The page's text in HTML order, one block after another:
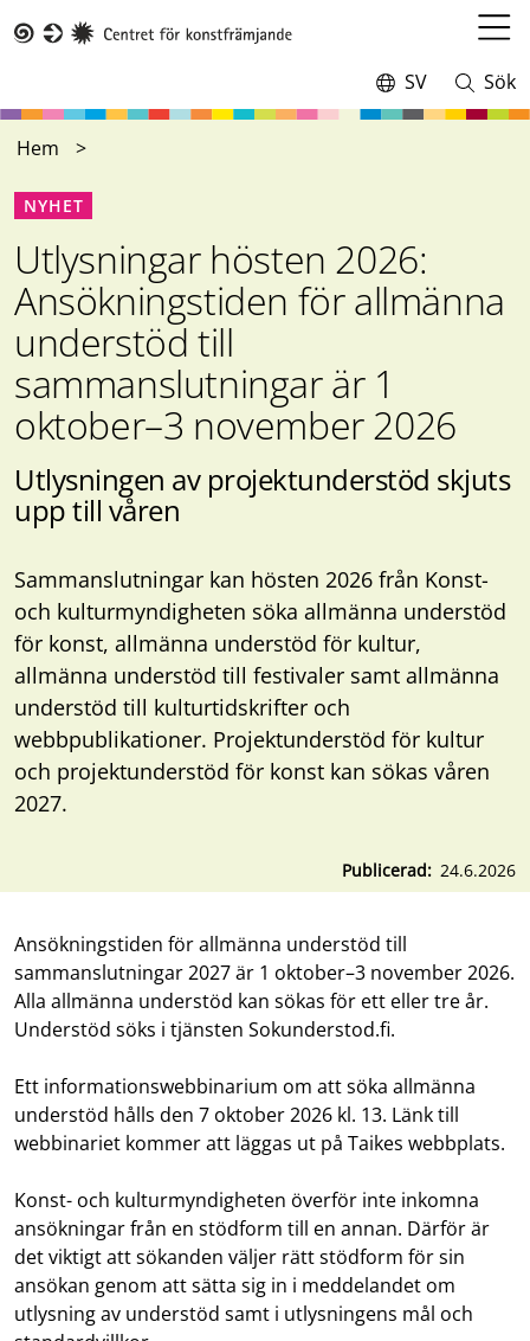
till
Switch
language,
SV
Öppna
och
Sök
Hem
NYHET
Utlysningar hösten 2026:
Ansökningstiden för allmänna
understöd till
sammanslutningar är 1
oktober–3 november 2026
Utlysningen av projektunderstöd skjuts
upp till våren
Sammanslutningar kan hösten 2026 från Konst-
och kulturmyndigheten söka allmänna understöd
för konst, allmänna understöd för kultur,
allmänna understöd till festivaler samt allmänna
understöd till kulturtidskrifter och
webbpublikationer. Projektunderstöd för kultur
och projektunderstöd för konst kan sökas våren
2027.
Publicerad 24.6.2026
Ansökningstiden för allmänna understöd till
sammanslutningar 2027 är 1 oktober–3 november 2026.
Alla allmänna understöd kan sökas för ett eller tre år.
Understöd söks i tjänsten Sokunderstod.fi.
Ett informationswebbinarium om att söka allmänna
understöd hålls den 7 oktober 2026 kl. 13. Länk till
webbinariet kommer att läggas ut på Taikes webbplats.
Konst- och kulturmyndigheten överför inte inkomna
ansökningar från en stödform till en annan. Därför är
det viktigt att sökanden väljer rätt stödform för sin
ansökan genom att sätta sig in i meddelandet om
utlysning av understöd samt i utlysningens mål och